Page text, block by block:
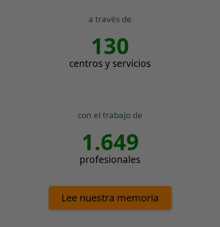
a través de
centros y servicios
130
con el trabajo de
profesionales
1.649
Lee nuestra memoria